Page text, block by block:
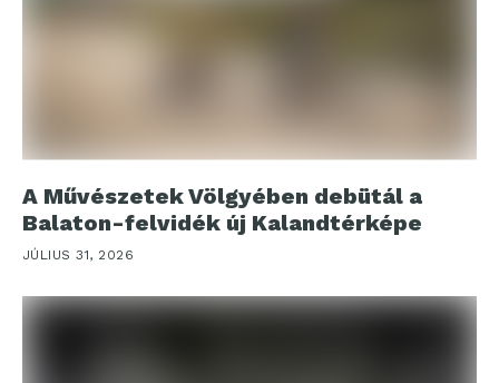
A Művészetek Völgyében debütál a
Balaton-felvidék új Kalandtérképe
JÚLIUS 31, 2026